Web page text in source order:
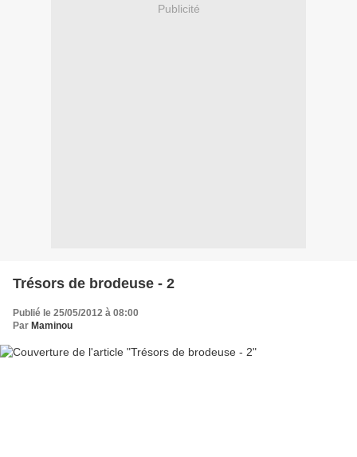
Publicité
Trésors de brodeuse - 2
Publié le 25/05/2012 à 08:00
Par Maminou